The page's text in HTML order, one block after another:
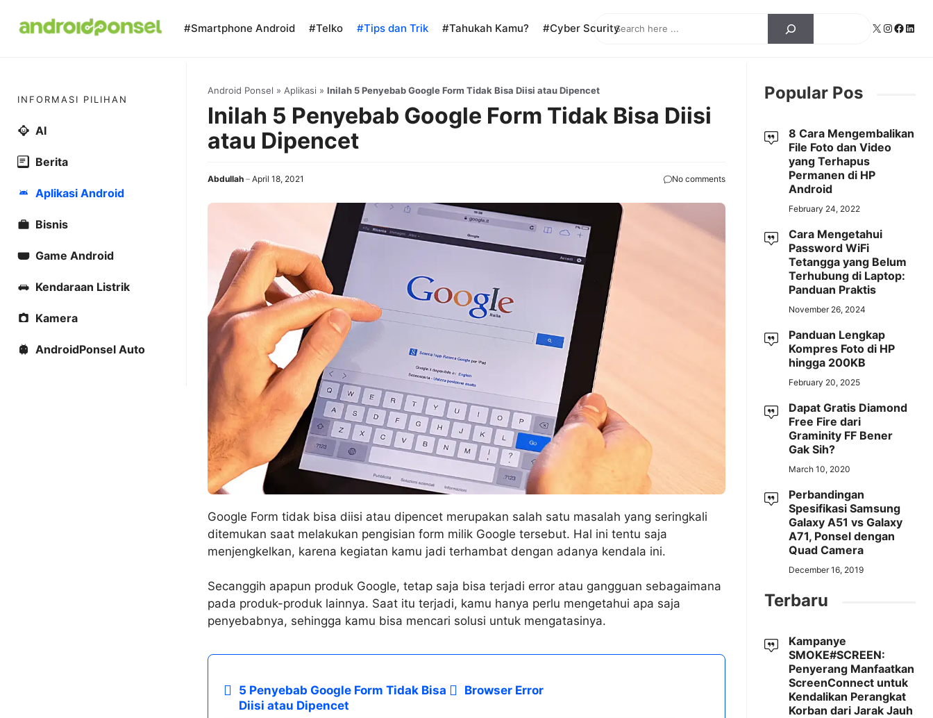
Search X Instagram
#Smartphone Android #Telko #Tips dan Trik #Tahukah Kamu? #Cyber Scurity
Android Ponsel » Aplikasi » Inilah 5 Penyebab Google Form Tidak Bisa Diisi atau Dipencet
Inilah 5 Penyebab Google Form Tidak Bisa Diisi
atau Dipencet
Abdullah April 18, 2021 No comments
Google Form tidak bisa diisi atau dipencet merupakan salah satu masalah yang seringkali
ditemukan saat melakukan pengisian form milik Google tersebut. Hal ini tentu saja
menjengkelkan, karena kegiatan kamu jadi terhambat dengan adanya kendala ini.
Secanggih apapun produk Google, tetap saja bisa terjadi error atau gangguan sebagaimana
pada produk-produk lainnya. Saat itu terjadi, kamu hanya perlu mengetahui apa saja
penyebabnya, sehingga kamu bisa mencari solusi untuk mengatasinya.
5 Penyebab Google Form Tidak Bisa
Diisi atau Dipencet
Browser Error
INFORMASI PILIHAN
AI
Berita
Aplikasi Android
Bisnis
Game Android
Kendaraan Listrik
Kamera
AndroidPonsel Auto
Popular Pos
8 Cara Mengembalikan
File Foto dan Video
yang Terhapus
Permanen di HP
Android
February 24, 2022
Cara Mengetahui
Password WiFi
Tetangga yang Belum
Terhubung di Laptop:
Panduan Praktis
November 26, 2024
Panduan Lengkap
Kompres Foto di HP
hingga 200KB
February 20, 2025
Dapat Gratis Diamond
Free Fire dari
Graminity FF Bener
Gak Sih?
March 10, 2020
Perbandingan
Spesifikasi Samsung
Galaxy A51 vs Galaxy
A71, Ponsel dengan
Quad Camera
December 16, 2019
Terbaru
Kampanye
SMOKE#SCREEN:
Penyerang Manfaatkan
ScreenConnect untuk
Kendalikan Perangkat
Korban dari Jarak Jauh